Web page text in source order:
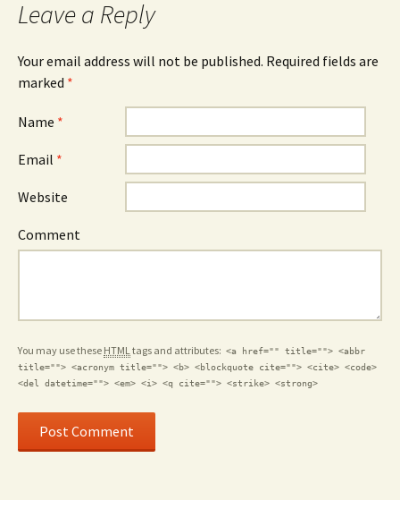
Leave a Reply
Your email address will not be published. Required fields are
marked *
Name *
Email *
Website
Comment
You may use these HTMLtags and attributes: <a href="" title=""> <abbr
title=""> <acronym title=""> <b> <blockquote cite=""> <cite> <code>
<del datetime=""> <em> <i> <q cite=""> <strike> <strong>